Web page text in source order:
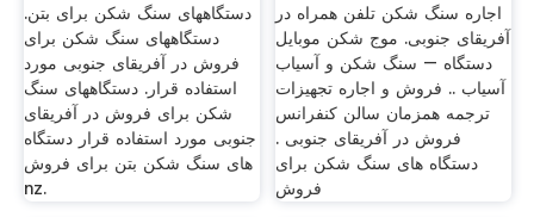
دستگاههای سنگ شکن برای بتن.
دستگاههای سنگ شکن برای
فروش در آفریقای جنوبی مورد
استفاده قرار. دستگاههای سنگ
شکن برای فروش در آفریقای
جنوبی مورد استفاده قرار دستگاه
های سنگ شکن بتن برای فروش
nz.
اجاره سنگ شکن تلفن همراه در
آفریقای جنوبی. موج شکن موبایل
دستگاه – سنگ شکن و آسیاب
آسیاب .. فروش و اجاره تجهیزات
ترجمه همزمان سالن کنفرانس
فروش در آفریقای جنوبی .
دستگاه های سنگ شکن برای
فروش